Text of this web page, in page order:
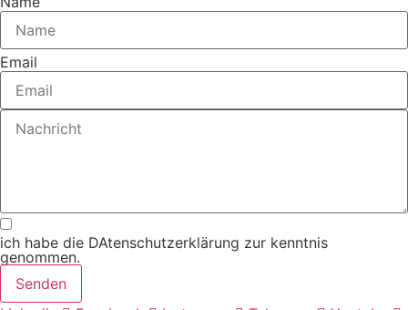
Email
ich habe die DAtenschutzerklärung zur kenntnis
genommen.
Senden